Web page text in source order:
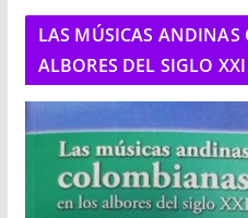
LAS MÚSICAS
ALBORES DEL SIGLO XXI